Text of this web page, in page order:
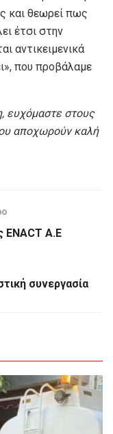
και θεωρεί πως
έτσι στην
αντικειμενικά
που προβάλαμε
ευχόμαστε στους
αποχωρούν καλή
ENACT Α.Ε
συνεργασία